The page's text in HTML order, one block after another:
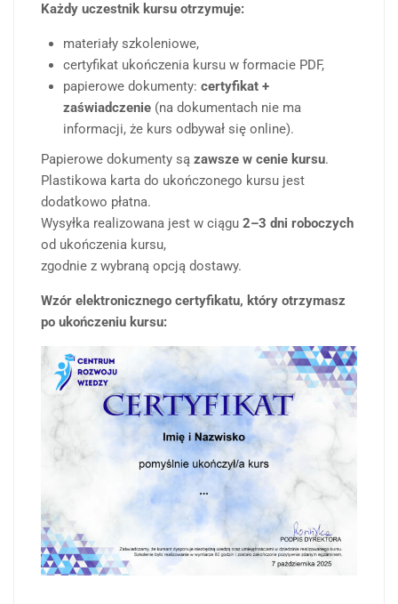
Każdy uczestnik kursu otrzymuje:
materiały szkoleniowe,
certyfikat ukończenia kursu w formacie PDF,
papierowe dokumenty: certyfikat +
zaświadczenie (na dokumentach nie ma
informacji, że kurs odbywał się online).
Papierowe dokumenty są zawsze w cenie kursu.
Plastikowa karta do ukończonego kursu jest
dodatkowo płatna.
Wysyłka realizowana jest w ciągu 2–3 dni roboczych
od ukończenia kursu,
zgodnie z wybraną opcją dostawy.
Wzór elektronicznego certyfikatu, który otrzymasz
po ukończeniu kursu: